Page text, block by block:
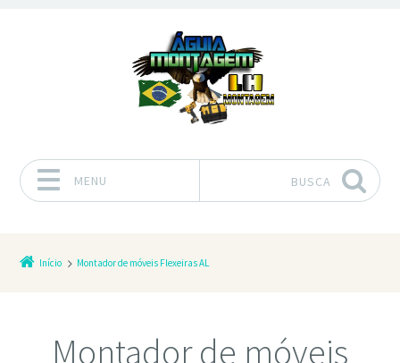
MENU BUSCA
Início Montador de móveis Flexeiras AL
Montador de móveis